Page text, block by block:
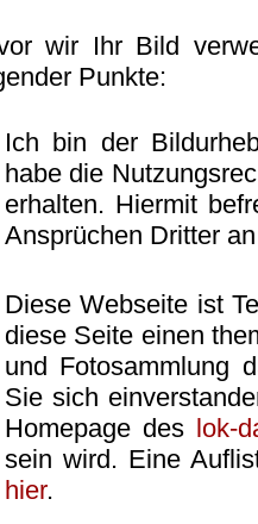
wir Ihr Bild
Punkte:
Ich bin der
habe die
erhalten. Hiermit
Ansprüchen Dritter
Diese Webseite ist
diese Seite einen
und Fotosammlung
Sie sich
Homepage des lok-
sein wird. Eine
hier.